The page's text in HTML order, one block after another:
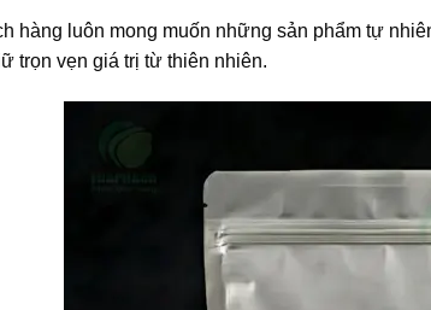
hàng luôn mong muốn những sản phẩm tự
trọn vẹn giá trị từ thiên nhiên.